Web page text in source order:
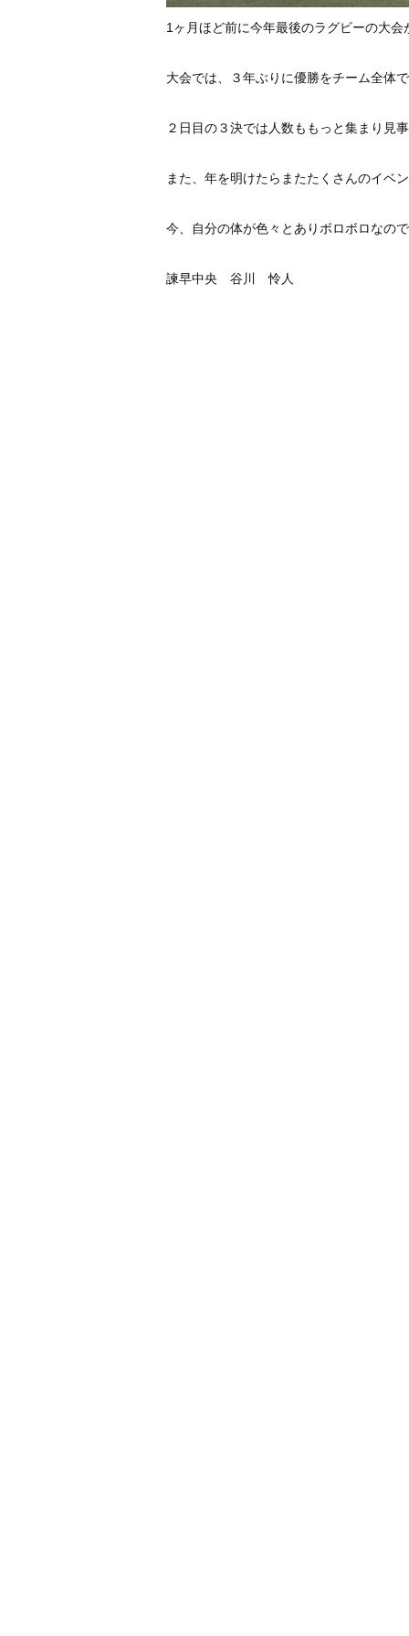
1ヶ月ほど前に今年最後のラグビーの大
大会では、３年ぶりに優勝をチーム全体
２日目の３決では人数ももっと集まり見
また、年を明けたらまたたくさんのイベ
今、自分の体が色々とありボロボロなの
諫早中央 谷川 怜人